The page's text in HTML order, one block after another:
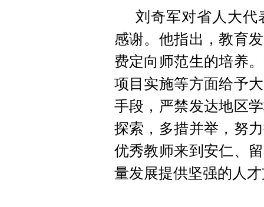
刘奇军对省人大代
感谢。他指出，教育
费定向师范生的培养
项目实施等方面给予
手段，严禁发达地区
探索，多措并举，努
优秀教师来到安仁、
量发展提供坚强的人